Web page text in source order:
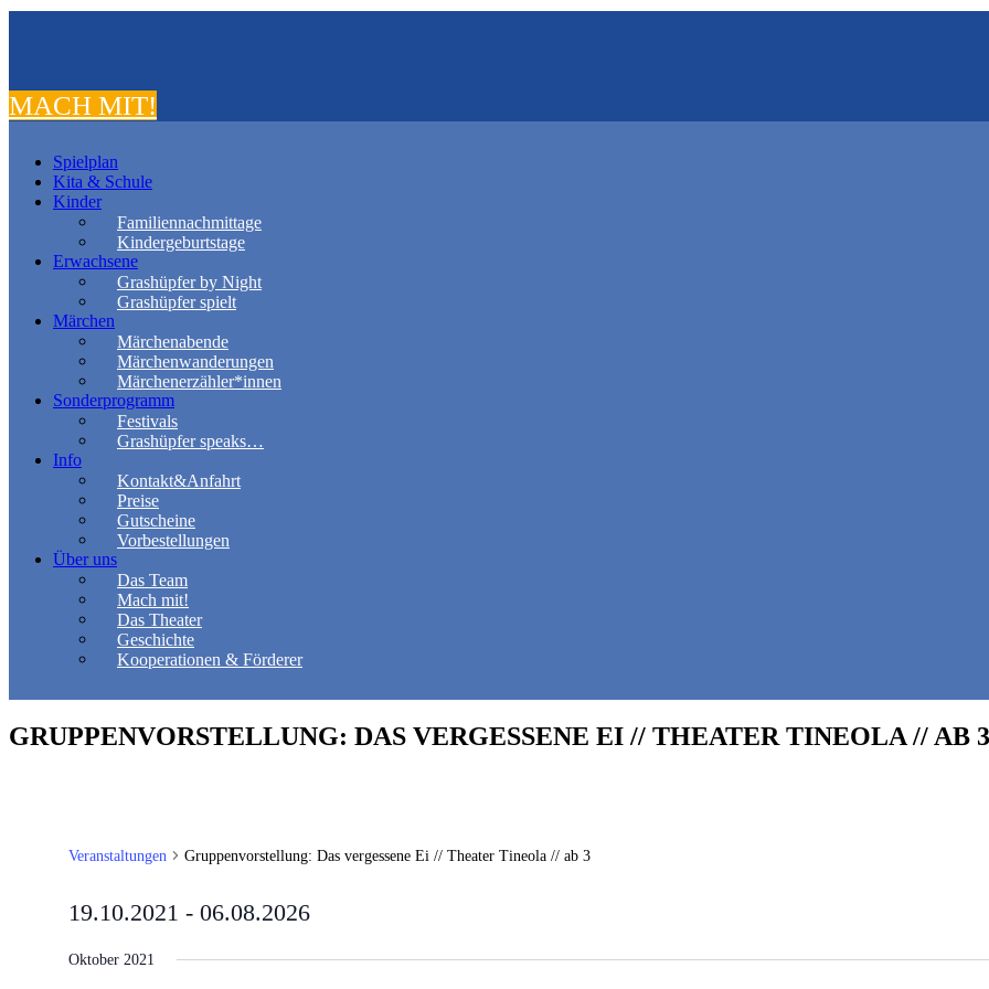
MACH MIT!
Spielplan
Kita & Schule
Kinder
Familiennachmittage
Kindergeburtstage
Erwachsene
Grashüpfer by Night
Grashüpfer spielt
Märchen
Märchenabende
Märchenwanderungen
Märchenerzähler*innen
Sonderprogramm
Festivals
Grashüpfer speaks…
Info
Kontakt&Anfahrt
Preise
Gutscheine
Vorbestellungen
Über uns
Das Team
Mach mit!
Das Theater
Geschichte
Kooperationen & Förderer
GRUPPENVORSTELLUNG: DAS VERGESSENE EI // THEATER TINEOLA // AB 3
Veranstaltungen Gruppenvorstellung: Das vergessene Ei // Theater Tineola // ab 3
19.10.2021 - 06.08.2026
wählen.
Oktober 2021